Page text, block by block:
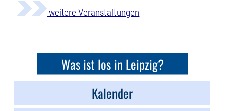
weitere Veranstaltungen
Was ist los in Leipzig?
Kalender